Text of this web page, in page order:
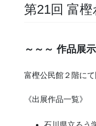
第21回 富
～～～ 作品展
富樫公民館２階にて
《出展作品一覧》